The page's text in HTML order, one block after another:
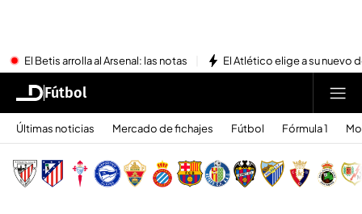
El Betis arrolla al Arsenal: las notas El Atlético elige a su nuevo
Fútbol
Últimas noticias Mercado de fichajes Fútbol Fórmula 1